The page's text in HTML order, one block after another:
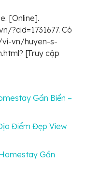
[Online].
?cid=1731677. Có
vi-vn/huyen-s-
[Truy cập
Gần Biển –
Điểm Đẹp View
Gần